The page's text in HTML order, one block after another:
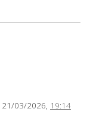
21/03/2026, 19:14